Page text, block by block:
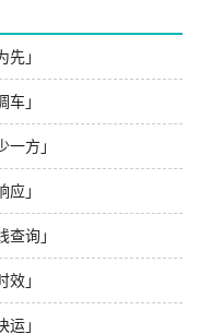
」
」
方」
」
询」
」
」